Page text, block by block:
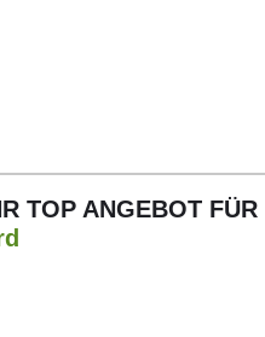
TOP ANGEBOT FÜR